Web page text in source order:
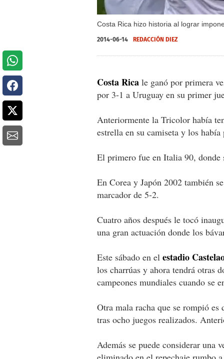
Costa Rica hizo historia al lograr
2014-06-14 REDACCIÓN DIEZ
Costa Rica le ganó por primera
por 3-1 a Uruguay en su primer
Anteriormente la Tricolor había
estrella en su camiseta y los
El primero fue en Italia 90,
En Corea y Japón 2002 también
marcador de 5-2.
Cuatro años después le tocó
una gran actuación donde los
Este sábado en el estadio
los charrúas y ahora tendrá otras
campeones mundiales cuando se
Otra mala racha que se rompió
tras ocho juegos realizados.
Además se puede considerar una